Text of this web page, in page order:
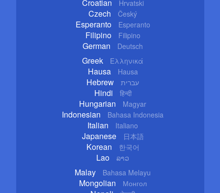
Croatian Hrvatski
Czech Český
Esperanto Esperanto
Filipino Filipino
German Deutsch
Greek Ελληνικά
Hausa Hausa
Hebrew עברית
Hindi हिन्दी
Hungarian Magyar
Indonesian Bahasa Indonesia
Italian Italiano
Japanese 日本語
Korean 한국어
Lao ລາວ
Malay Bahasa Melayu
Mongolian Монгол